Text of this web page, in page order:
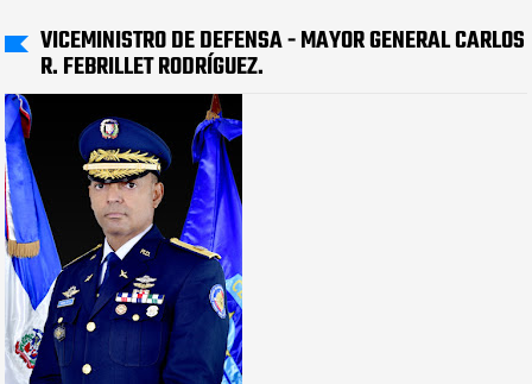
VICEMINISTRO DE DEFENSA - MAYOR GENERAL CARLOS
R. FEBRILLET RODRÍGUEZ.